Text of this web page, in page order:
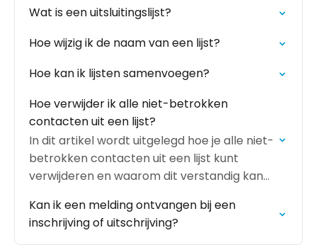
Wat is een uitsluitingslijst?
Hoe wijzig ik de naam van een lijst?
Hoe kan ik lijsten samenvoegen?
Hoe verwijder ik alle niet-betrokken
contacten uit een lijst?
In dit artikel wordt uitgelegd hoe je alle niet-
betrokken contacten uit een lijst kunt
verwijderen en waarom dit verstandig kan
Kan ik een melding ontvangen bij een
inschrijving of uitschrijving?